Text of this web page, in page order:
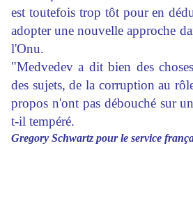
est toutefois trop tôt pour en
adopter une nouvelle approche
l'Onu.
"Medvedev a dit bien des
des sujets, de la corruption au
propos n'ont pas débouché sur
t-il tempéré.
Gregory Schwartz pour le service